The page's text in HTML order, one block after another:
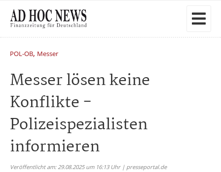
POL-OB, Messer
Messer lösen keine
Konflikte -
Polizeispezialisten
informieren
Veröffentlicht am: 29.08.2025 um 16:13 Uhr | presseportal.de